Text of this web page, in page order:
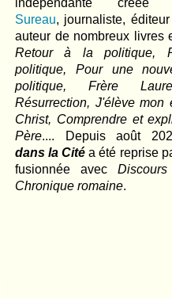
indépendante
Sureau, journaliste,
auteur de nombreux livres
Retour à la politique,
politique, Pour une
politique, Frère
Résurrection, J'élève mon
Christ, Comprendre et
Père.... Depuis août
dans la Cité a été reprise
fusionnée avec
Chronique romaine.